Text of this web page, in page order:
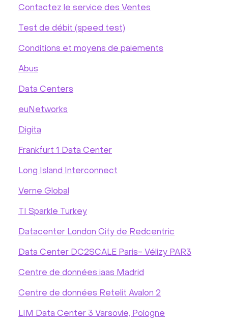
Contactez le service des Ventes
Test de débit (speed test)
Conditions et moyens de paiements
Abus
Data Centers
euNetworks
Digita
Frankfurt 1 Data Center
Long Island Interconnect
Verne Global
TI Sparkle Turkey
Datacenter London City de Redcentric
Data Center DC2SCALE Paris- Vélizy PAR3
Centre de données iaas Madrid
Centre de données Retelit Avalon 2
LIM Data Center 3 Varsovie, Pologne